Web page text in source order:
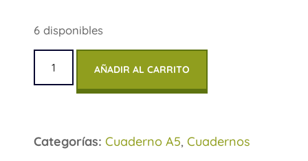
6 disponibles
AÑADIR AL CARRITO
Categorías: Cuaderno A5, Cuadernos